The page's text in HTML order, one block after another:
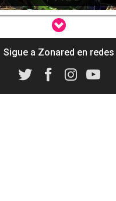
'Scarlet Nexus' se actualiza con
más novedades importantes
(08/02/2022)
Sigue a Zonared en redes